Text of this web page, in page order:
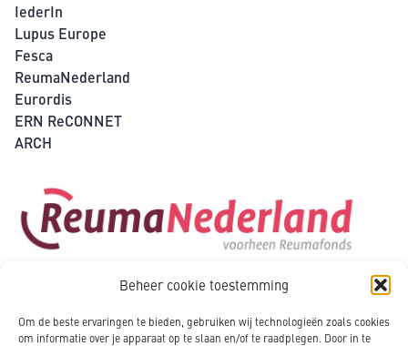
Beheer cookie toestemming
Om de beste ervaringen te bieden, gebruiken wij technologieën zoals cookies
om informatie over je apparaat op te slaan en/of te raadplegen. Door in te
IederIn
Lupus Europe
Fesca
ReumaNederland
Eurordis
ERN ReCONNET
ARCH